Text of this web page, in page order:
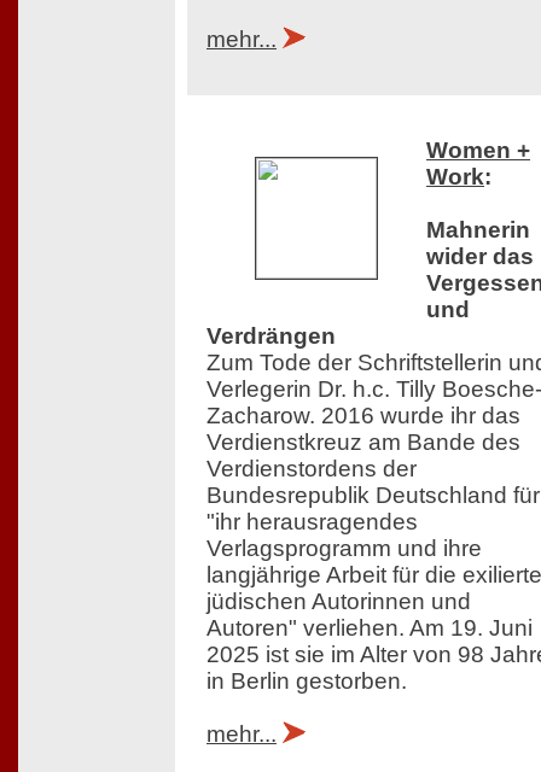
mehr...
Women +
Work:
Mahnerin
wider das
und
Verdrängen
Zum Tode der Schriftstellerin
Verlegerin Dr. h.c. Tilly Boesche-
Zacharow. 2016 wurde ihr das
Verdienstkreuz am Bande des
Verdienstordens der
Bundesrepublik Deutschland für
"ihr herausragendes
Verlagsprogramm und ihre
langjährige Arbeit für die
jüdischen Autorinnen und
Autoren" verliehen. Am 19. Juni
2025 ist sie im Alter von 98
in Berlin gestorben.
mehr...